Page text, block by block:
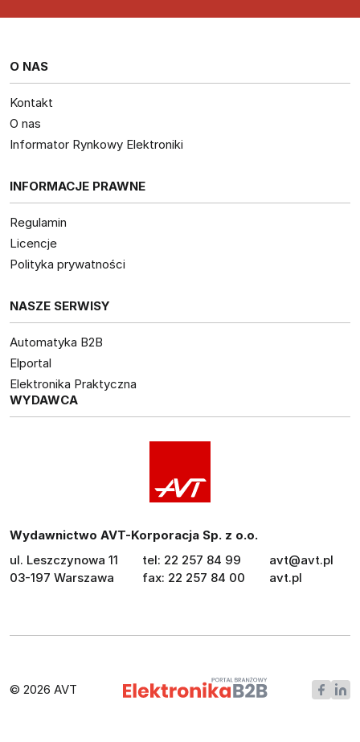
O NAS
Kontakt
O nas
Informator Rynkowy Elektroniki
INFORMACJE PRAWNE
Regulamin
Licencje
Polityka prywatności
NASZE SERWISY
Automatyka B2B
Elportal
Elektronika Praktyczna
WYDAWCA
Wydawnictwo AVT-Korporacja Sp. z o.o.
ul. Leszczynowa 11
03-197 Warszawa
tel: 22 257 84 99
fax: 22 257 84 00
avt@avt.pl
avt.pl
© 2026 AVT